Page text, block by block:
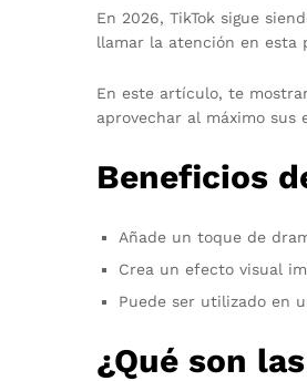
En 2026, TikTok sigue
llamar la atención en esta
En este artículo, te
aprovechar al máximo sus
Beneficios
Añade un toque de
Crea un efecto visual
Puede ser utilizado en
¿Qué son